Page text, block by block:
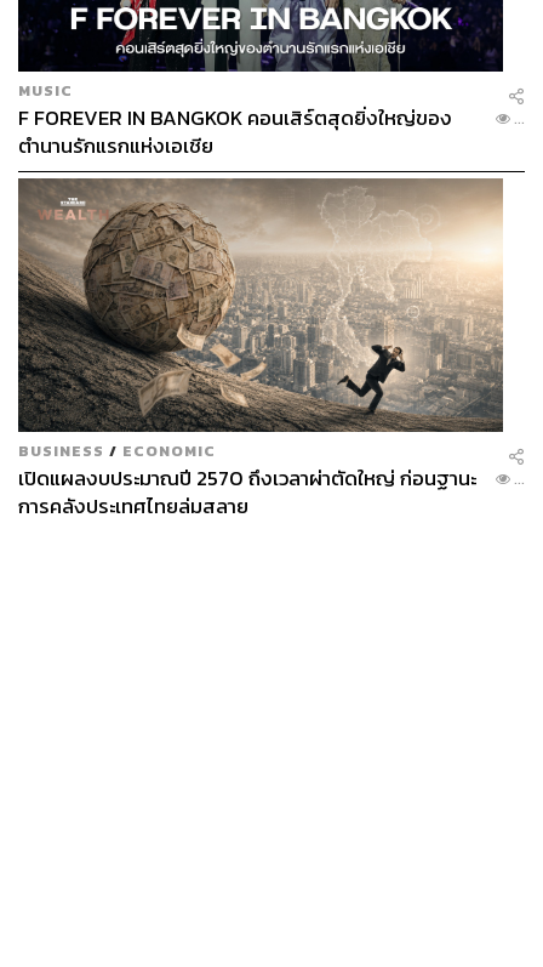
อีกด้านหนึ่ง ภาพยนตร์ก็มีข้อสังเกตที่เรารู้สึกติดขัดในแง่ของ
การใส่ความตลกขบขันที่มากเกินความจำเป็น จนทำให้การก
ระทำบางอย่างของตัวละครไม่สมเหตุสมผล รวมถึงการนำ
เสนอแง่มุมความสัมพันธ์และปมปัญหาของตัวละครที่อาจยัง
ไม่สามารถชักชวนให้เรามีความรู้สึกร่วมไปกับพวกเขาได้
อย่างเต็มที่
ภาพยนตร์มีฉากท้ายเครดิต 2 ตัว ซึ่งส่วนตัวผู้เขียนค่อนข้าง
ตื่นเต้นกับฉากดังกล่าวทีเดียว รวมถึงมีคลิปเบื้องหลังการ
ทำงานของทีมพากย์ไทยให้เราได้ชมกันอีกด้วย
นักรบมนตรา : ตำนานแปดดวงจันทร์เข้าฉายอย่างเป็น
ทางการแล้ววันนี้ ในโรงภาพยนตร์
รับชมตัวอย่างได้ที่:
MUSIC
F FOREVER IN BANGKOK คอนเสิร์ตสุดยิ่งใหญ่ของ
ตำนานรักแรกแห่งเอเชีย
...
BUSINESS / ECONOMIC
เปิดแผลงบประมาณปี 2570 ถึงเวลาผ่าตัดใหญ่ ก่อนฐานะ
การคลังประเทศไทยล่มสลาย
...